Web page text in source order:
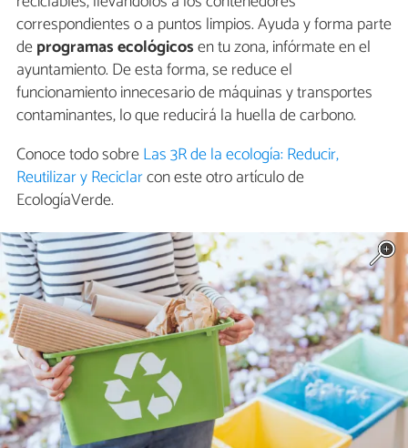
correspondientes o a puntos limpios. Ayuda y forma parte
deprogramas ecológicosen tu zona, infórmate en el
ayuntamiento. De esta forma, se reduce el
funcionamiento innecesario de máquinas y transportes
contaminantes, lo que reducirá la huella de carbono.
Conoce todo sobreLas 3R de la ecología: Reducir,
Reutilizar y Reciclarcon este otro artículo de
EcologíaVerde.